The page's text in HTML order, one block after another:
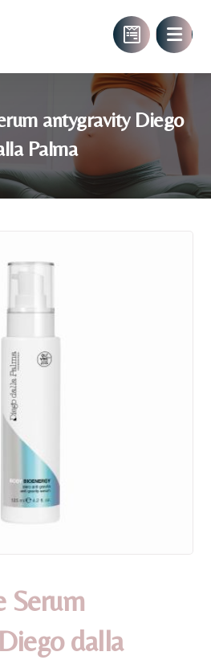
antygravity Diego
Palma
Serum
dalla